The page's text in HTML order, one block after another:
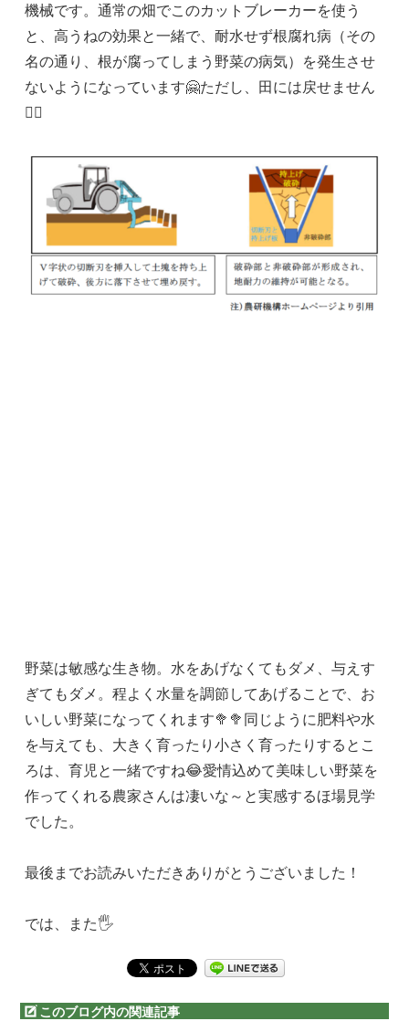
機械です。通常の畑でこのカットブレーカーを使う
と、高うねの効果と一緒で、耐水せず根腐れ病（その
名の通り、根が腐ってしまう野菜の病気）を発生させ
ないようになっています🤗ただし、田には戻せません
🙅‍♀️
野菜は敏感な生き物。水をあげなくてもダメ、与えす
ぎてもダメ。程よく水量を調節してあげることで、お
いしい野菜になってくれます🥦🥦同じように肥料や水
を与えても、大きく育ったり小さく育ったりするとこ
ろは、育児と一緒ですね😂愛情込めて美味しい野菜を
作ってくれる農家さんは凄いな～と実感するほ場見学
でした。
最後までお読みいただきありがとうございました！
では、また🖐
このブログ内の関連記事